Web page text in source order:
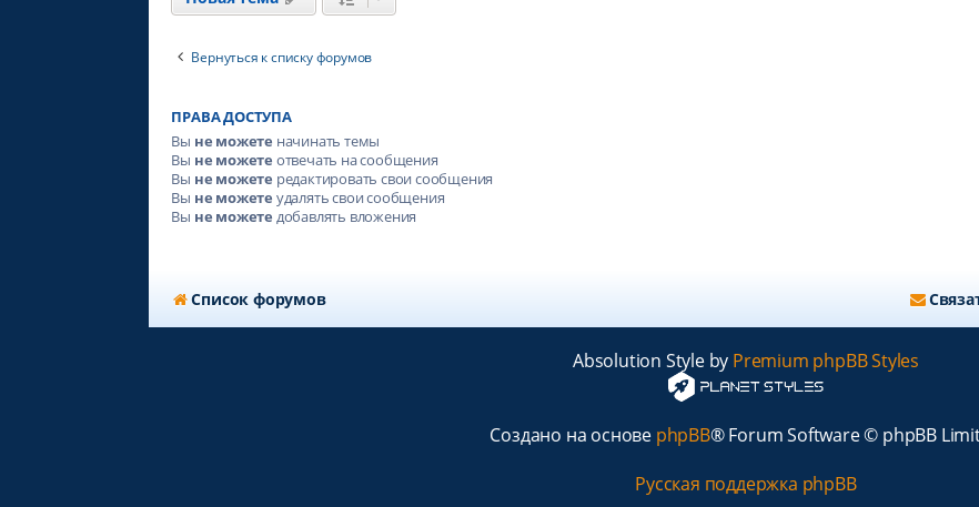
Вернуться к списку форумов
ПРАВА ДОСТУПА
Вы не можете начинать темы
Вы не можете отвечать на сообщения
Вы не можете редактировать свои сообщения
Вы не можете удалять свои сообщения
Вы не можете добавлять вложения
Список форумов
Absolution Style by Premium phpBB Styles
Создано на основе phpBB® Forum Software © phpBB
Русская поддержка phpBB